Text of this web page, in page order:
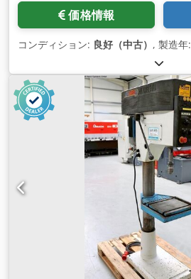
価格情報
コンディション: 良好（中古） , 製造年: